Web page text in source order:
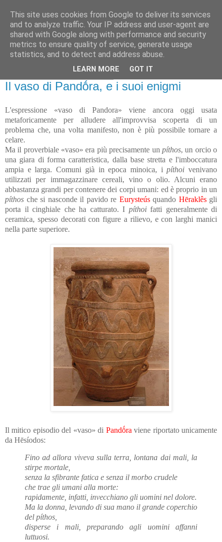
Gangleri - Il blog del
Progetto Bifröst
Il vaso di Pandṓra, e i suoi enigmi
L'espressione «vaso di Pandora» viene ancora oggi usata
metaforicamente per alludere all'improvvisa scoperta di un
problema che, una volta manifesto, non è più possibile tornare a
celare.
Ma il proverbiale «vaso» era più precisamente un píthos, un orcio o
una giara di forma caratteristica, dalla base stretta e l'imboccatura
ampia e larga. Comuni già in epoca minoica, ipíthoivenivano
utilizzati per immagazzinare cereali, vino o olio. Alcuni erano
abbastanza grandi per contenere dei corpi umani: ed è proprio in un
píthos che si nasconde il pavido re Eurysteúsquando Hēraklêsgli
porta il cinghiale che ha catturato. I píthoi fatti generalmente di
ceramica, spesso decorati con figure a rilievo, e con larghi manici
nella parte superiore.
Il mitico episodio del «vaso» di Pandṓra viene riportato unicamente
da Hēsíodos:
Fino ad allora viveva sulla terra, lontana dai mali, la
stirpe mortale,
senza la sfibrante fatica e senza il morbo crudele
che trae gli umani alla morte:
rapidamente, infatti, invecchiano gli uomini nel dolore.
Ma la donna, levando di sua mano il grande coperchio
del píthos,
disperse i mali, preparando agli uomini affanni
luttuosi.
This site uses cookies from Google to deliver its services
and to analyze traffic. Your IP address and user-agent are
shared with Google along with performance and security
metrics to ensure quality of service, generate usage
statistics, and to detect and address abuse.
LEARN MORE GOT IT